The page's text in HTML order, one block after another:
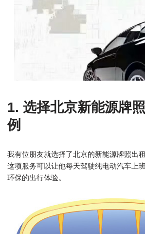
1. 选择北京新能源牌
例
我有位朋友就选择了北京的新能源牌照出
这项服务可以让他每天驾驶纯电动汽车上
环保的出行体验。